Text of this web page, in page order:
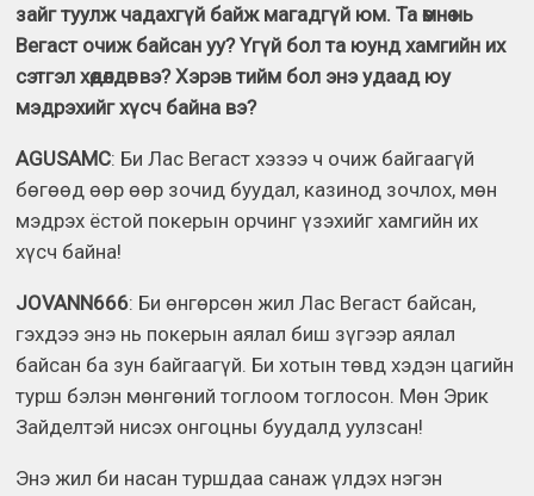
зайг туулж чадахгүй байж магадгүй юм. Та өмнө нь
Вегаст очиж байсан уу? Үгүй бол та юунд хамгийн их
сэтгэл хөдөлдөг вэ? Хэрэв тийм бол энэ удаад юу
мэдрэхийг хүсч байна вэ?
AGUSAMC: Би Лас Вегаст хэзээ ч очиж байгаагүй
бөгөөд өөр өөр зочид буудал, казинод зочлох, мөн
мэдрэх ёстой покерын орчинг үзэхийг хамгийн их
хүсч байна!
JOVANN666: Би өнгөрсөн жил Лас Вегаст байсан,
гэхдээ энэ нь покерын аялал биш зүгээр аялал
байсан ба зун байгаагүй. Би хотын төвд хэдэн цагийн
турш бэлэн мөнгөний тоглоом тоглосон. Мөн Эрик
Зайделтэй нисэх онгоцны буудалд уулзсан!
Энэ жил би насан туршдаа санаж үлдэх нэгэн